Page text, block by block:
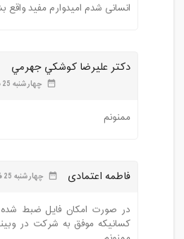
انسانی شدم امیدوارم مفید واقع
دكتر عليرضا كوشكي جهرمي
date_range چهارشنبه 25 فروردین 1400 - 20:22
ممنونم
فاطمه اعتمادی date_range چهارشنبه 25 فروردین 1400 - 02:42
در صورت امکان فایل ضبط شده
کسانیکه موفق به شرکت در